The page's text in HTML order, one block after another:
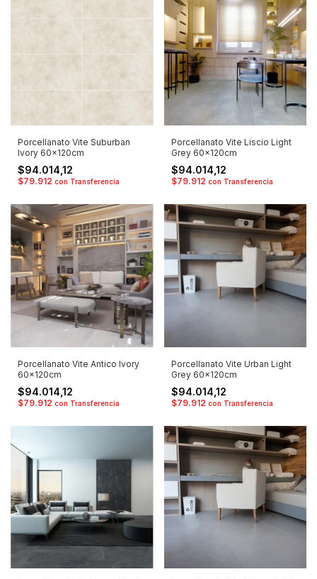
Porcellanato Vite Suburban
Ivory 60x120cm
$94.014,12
$79.912 con Transferencia
Porcellanato Vite Liscio Light
Grey 60x120cm
$94.014,12
$79.912 con Transferencia
Porcellanato Vite Antico Ivory
60x120cm
$94.014,12
$79.912 con Transferencia
Porcellanato Vite Urban Light
Grey 60x120cm
$94.014,12
$79.912 con Transferencia